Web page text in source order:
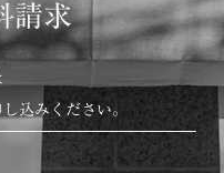
請求
込みください。